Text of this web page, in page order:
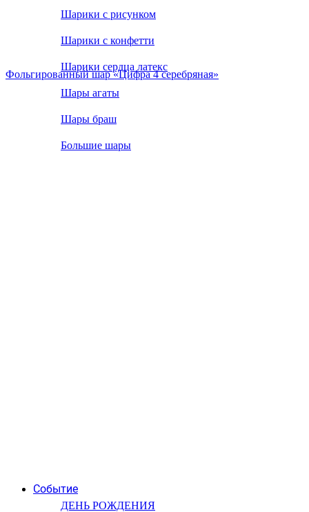
Шарики с рисунком
Шарики с конфетти
Шарики сердца латекс
Шары агаты
Шары браш
Большие шары
Событие
ДЕНЬ РОЖДЕНИЯ
Фольгированный шар «Цифра 4 серебряная»